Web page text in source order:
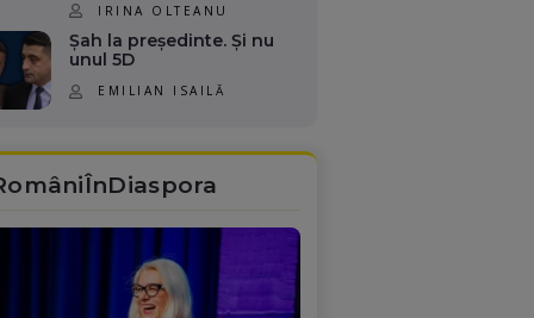
IRINA OLTEANU
Șah la președinte. Și nu
unul 5D
EMILIAN ISAILĂ